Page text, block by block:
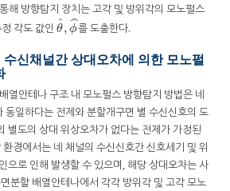
해 방향탐지 장치는 고각 및 방위각의 모노펄스
각도 값인 θ
ˆ, ϕ
ˆ
θ^,ϕ^를 도출한다.
신채널간 상대오차에 의한 모노펄
열안테나 구조 내 모노펄스 방향탐지 방법은 네
동일하다는 전제와 분할개구면 별 수신신호의 도
별도의 상대 위상오차가 없다는 전제가 가정된
경에서는 네 채널의 수신신호간 신호세기 및 위
으로 인해 발생할 수 있으며, 해당 상대오차는 사
분할 배열안테나에서 각각 방위각 및 고각 모노